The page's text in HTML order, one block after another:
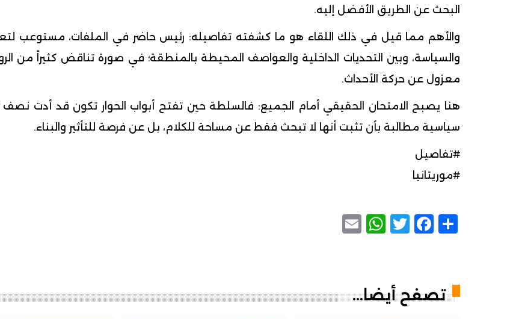
البحث عن الطريق الأفضل إليه.
والأهم مما قيل في ذلك اللقاء هو ما كشفته تفاصيله: رئيس حاضر في الملفات، مستوعب
والسياسة، وبين التحديات الداخلية والعواصف المحيطة بالمنطقة؛ في صورة تناقض كثيراً من
معزول عن حركة الأحداث.
هنا يصبح الامتحان الحقيقي أمام الجميع: فالسلطة حين تفتح أبواب الحوار تكون قد أدت
سياسية مطالبة بأن تثبت أنها لا تبحث فقط عن مساحة للكلام، بل عن فرصة للتأثير والبناء.
#تفاصيل
#موريتانيا
Share
Facebook
Twitter
WhatsApp
تصفح أيضا...